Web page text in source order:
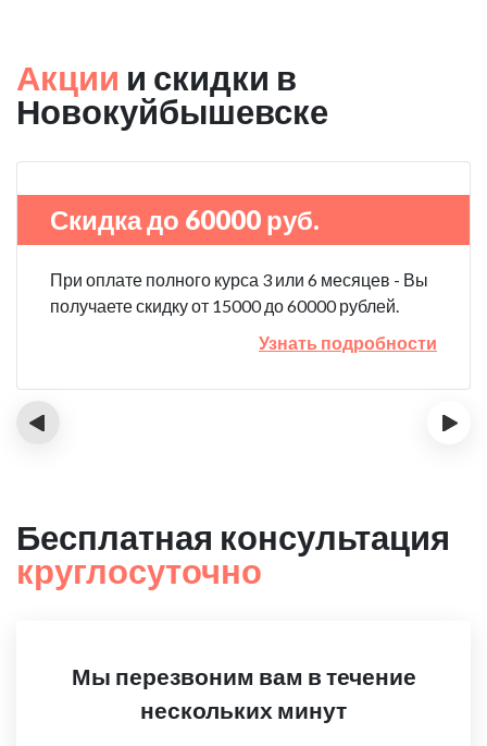
Акции и скидки в
Новокуйбышевске
Скидка до 60000 руб.
При оплате полного курса 3 или 6 месяцев - Вы
получаете скидку от 15000 до 60000 рублей.
Узнать подробности
‹ ›
Бесплатная консультация
круглосуточно
Мы перезвоним вам в течение
нескольких минут